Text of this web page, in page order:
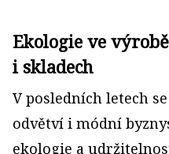
Ekologie ve
i skladech
V posledních letech
odvětví i módní
ekologie a